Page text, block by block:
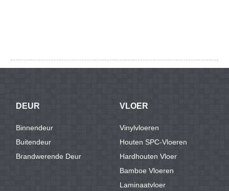
DEUR
Binnendeur
Buitendeur
Brandwerende Deur
VLOER
Vinylvloeren
Houten SPC-Vloeren
Hardhouten Vloer
Bamboe Vloeren
Laminaatvloer